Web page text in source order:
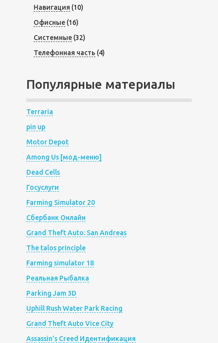
Навигация (10)
Офисные(16)
Системные(32)
Телефонная часть (4)
Популярные материалы
Terraria
pin up
Motor Depot
Among Us [мод-меню]
Dead Cells
Госуслуги
Farming Simulator 20
Сбербанк Онлайн
Grand Theft Auto: San Andreas
The talos principle
Farming simulator 18
Реальная Рыбалка
Parking Jam 3D
Uphill Rush Water Park Racing
Grand Theft Auto Vice City
Assassin’s Creed Идентификация